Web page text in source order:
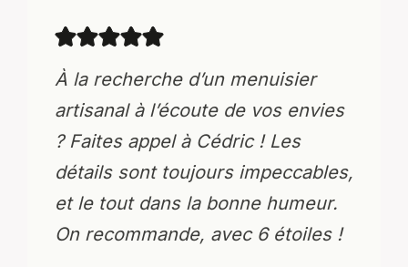
À la recherche d’un menuisier
artisanal à l’écoute de vos envies
? Faites appel à Cédric ! Les
détails sont toujours impeccables,
et le tout dans la bonne humeur.
On recommande, avec 6 étoiles !